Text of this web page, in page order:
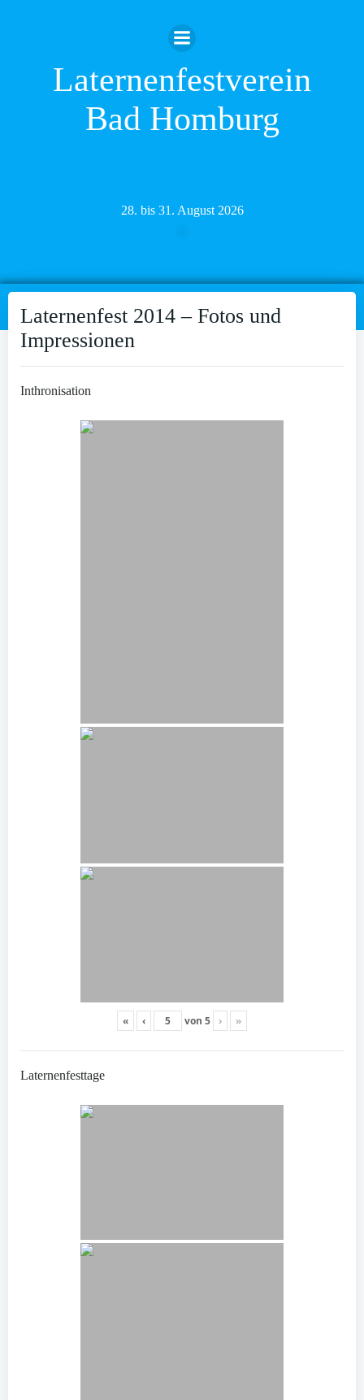
Inhalt
springen
Laternenfestverein
Bad Homburg
28. bis 31. August 2026
Laternenfest 2014 – Fotos und
Impressionen
Inthronisation
« ‹ von 5 › »
Laternenfesttage